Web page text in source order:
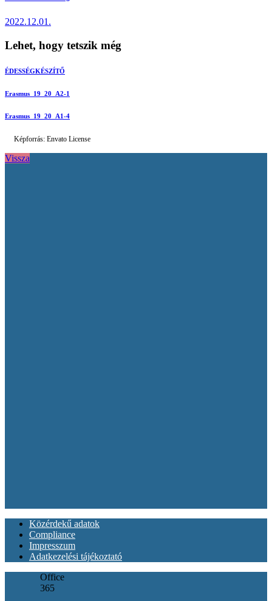
2022.12.01.
Lehet, hogy tetszik még
ÉDESSÉGKÉSZÍTŐ
Erasmus_19_20_A2-1
Erasmus_19_20_A1-4
Képforrás: Envato License
Vissza
Közérdekű adatok
Compliance
Impresszum
Adatkezelési tájékoztató
Office
365